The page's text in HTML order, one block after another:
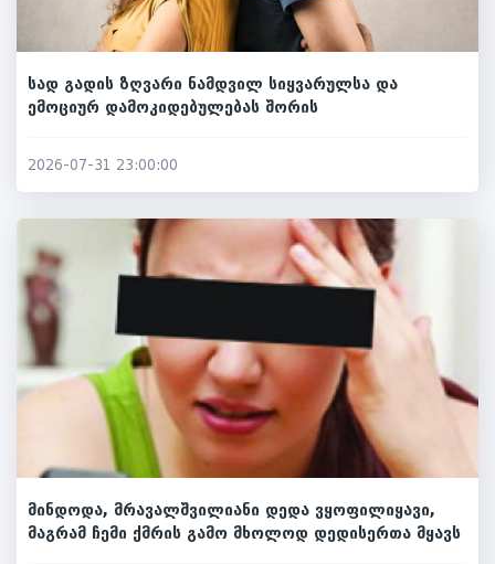
სად გადის ზღვარი ნამდვილ სიყვარულსა და
ემოციურ დამოკიდებულებას შორის
2026-07-31 23:00:00
მინდოდა, მრავალშვილიანი დედა ვყოფილიყავი,
მაგრამ ჩემი ქმრის გამო მხოლოდ დედისერთა მყავს